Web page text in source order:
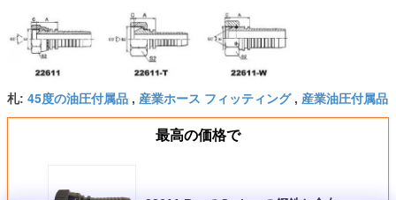
札: 45度の油圧付属品 , 産業ホース フィッティング, 産業油圧付属品
最高の価格で